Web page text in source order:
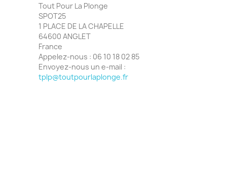
Tout Pour La Plonge
SPOT25
1 PLACE DE LA CHAPELLE
64600 ANGLET
France
Appelez-nous : 06 10 18 02 85
Envoyez-nous un e-mail :
tplp@toutpourlaplonge.fr